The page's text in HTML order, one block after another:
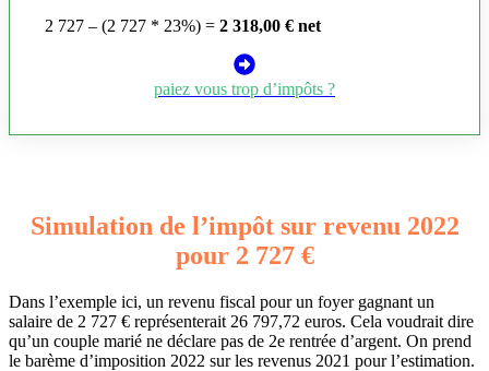
2 727 – (2 727 * 23%) = 2 318,00 € net
paiez vous trop d’impôts ?
Simulation de l’impôt sur revenu 2022
pour 2 727 €
Dans l’exemple ici, un revenu fiscal pour un foyer gagnant un
salaire de 2 727 € représenterait 26 797,72 euros. Cela voudrait dire
qu’un couple marié ne déclare pas de 2e rentrée d’argent. On prend
le barème d’imposition 2022 sur les revenus 2021 pour l’estimation.